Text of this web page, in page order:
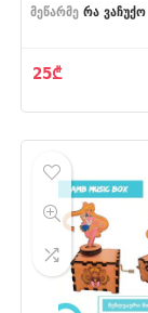
მეწარმე რა ვაჩუქო
25₾